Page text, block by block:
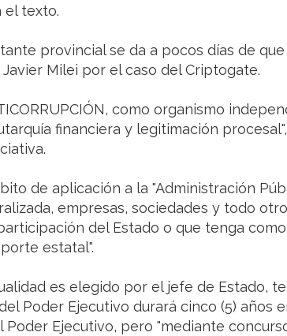
el texto.
provincial se da a pocos días de que
Milei por el caso del Criptogate.
como organismo
financiera y legitimación
de aplicación a la "Administración
empresas, sociedades y todo
del Estado o que tenga
estatal".
es elegido por el jefe de Estado,
Poder Ejecutivo durará cinco (5) años
Poder Ejecutivo, pero "mediante